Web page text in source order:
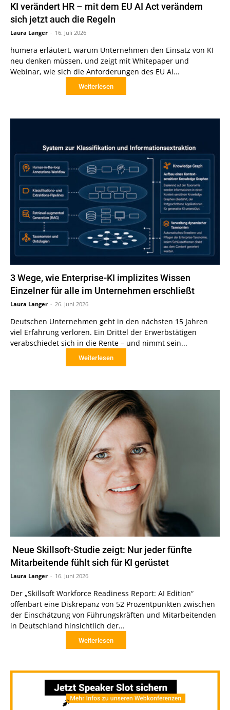
KI verändert HR – mit dem EU AI Act verändern
sich jetzt auch die Regeln
Laura Langer - 16. Juli 2026
humera erläutert, warum Unternehmen den Einsatz von KI
neu denken müssen, und zeigt mit Whitepaper und
Webinar, wie sich die Anforderungen des EU AI...
Weiterlesen
3 Wege, wie Enterprise-KI implizites Wissen
Einzelner für alle im Unternehmen erschließt
Laura Langer - 26. Juni 2026
Deutschen Unternehmen geht in den nächsten 15 Jahren
viel Erfahrung verloren. Ein Drittel der Erwerbstätigen
verabschiedet sich in die Rente – und nimmt sein...
Weiterlesen
Neue Skillsoft-Studie zeigt: Nur jeder fünfte
Mitarbeitende fühlt sich für KI gerüstet
Laura Langer - 16. Juni 2026
Der „Skillsoft Workforce Readiness Report: AI Edition“
offenbart eine Diskrepanz von 52 Prozentpunkten zwischen
der Einschätzung von Führungskräften und Mitarbeitenden
in Deutschland hinsichtlich der...
Weiterlesen